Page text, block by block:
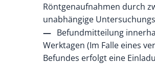
Röntgenaufnahmen durch
unabhängige
Befundmitteilung
Werktagen (Im Falle eines
Befundes erfolgt eine